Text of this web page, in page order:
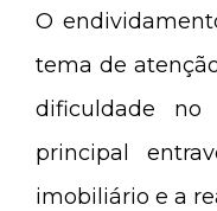
O
tema de
dificuldade
principal
imobiliário e a